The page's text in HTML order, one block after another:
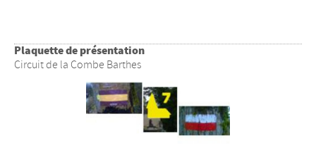
Plaquette de présentation
Circuit de la Combe Barthes